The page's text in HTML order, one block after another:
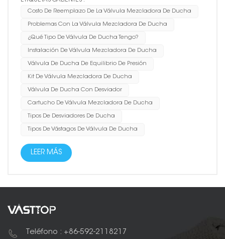
Costo De Reemplazo De La Válvula Mezcladora De Ducha
Problemas Con La Válvula Mezcladora De Ducha
¿Qué Tipo De Válvula De Ducha Tengo?
Instalación De Válvula Mezcladora De Ducha
Válvula De Ducha De Equilibrio De Presión
Kit De Válvula Mezcladora De Ducha
Válvula De Ducha Con Desviador
Cartucho De Válvula Mezcladora De Ducha
Tipos De Desviadores De Ducha
Tipos De Vástagos De Válvula De Ducha
LEER MÁS
Teléfono : +86-592-2118217